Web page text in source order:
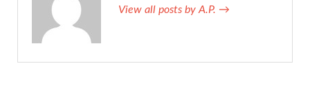
View all posts by A.P. →